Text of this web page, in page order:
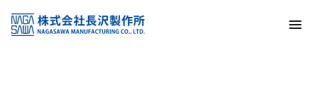
KSS加盟店・取扱店情報
店舗一覧